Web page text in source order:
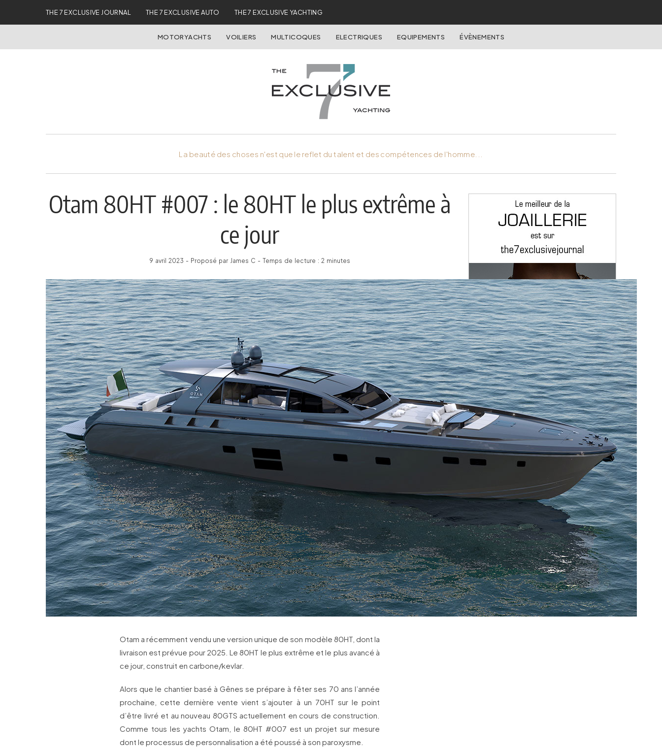
THE 7 EXCLUSIVE JOURNAL THE 7 EXCLUSIVE AUTO THE 7 EXCLUSIVE YACHTING
MOTORYACHTS VOILIERS MULTICOQUES ELECTRIQUES EQUIPEMENTS ÉVÈNEMENTS
La beauté des choses n'est que le reflet du talent et des compétences de l'homme...
Otam 80HT #007 : le 80HT le plus extrême à
ce jour
9 avril 2023 - Proposé par James C - Temps de lecture : 2 minutes
Otam a récemment vendu une version unique de son modèle 80HT, dont la
livraison est prévue pour 2025. Le 80HT le plus extrême et le plus avancé à
ce jour, construit en carbone/kevlar.
Alors que le chantier basé à Gênes se prépare à fêter ses 70 ans l’année
prochaine, cette dernière vente vient s’ajouter à un 70HT sur le point
d’être livré et au nouveau 80GTS actuellement en cours de construction.
Comme tous les yachts Otam, le 80HT #007 est un projet sur mesure
dont le processus de personnalisation a été poussé à son paroxysme.